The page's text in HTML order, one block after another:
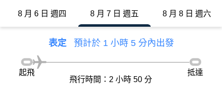
8 月 6 日 週四 8 月 7 日 週五 8 月 8 日 週六
表定 預計於 1 小時 5 分內出發
起飛
飛行時間：2 小時 50 分
抵達